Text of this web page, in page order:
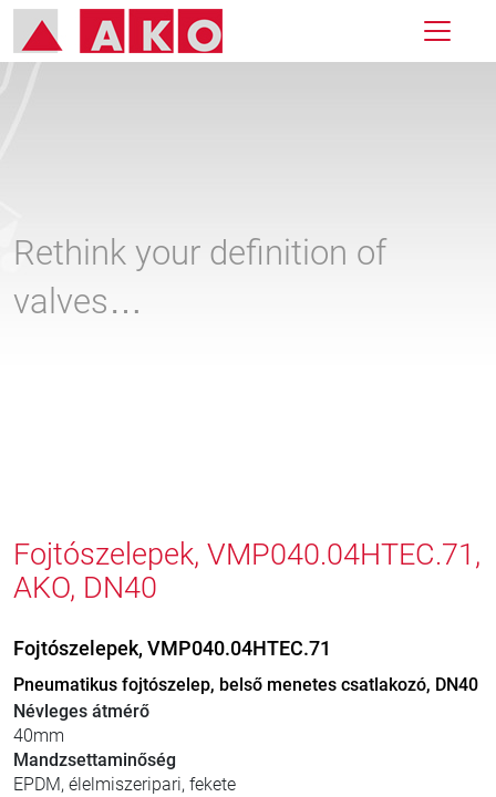
Rethink your definition of
valves…
Fojtószelepek, VMP040.04HTEC.71,
AKO, DN40
Fojtószelepek, VMP040.04HTEC.71
Pneumatikus fojtószelep, belső menetes csatlakozó, DN40
Névleges átmérő
40mm
Mandzsettaminőség
EPDM, élelmiszeripari, fekete